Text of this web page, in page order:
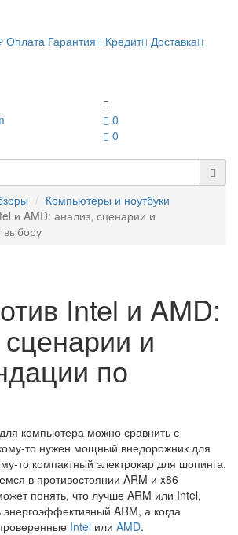
Оплата Гарантия Кредит Доставка
0
0
Компьютеры и ноутбуки
и AMD: анализ, сценарии и
выбору
Intel и AMD:
и
по
компьютера можно сравнить с
то нужен мощный внедорожник для
то компактный электрокар для шопинга.
в противостоянии ARM и x86-
понять, что лучше ARM или Intel,
энергоэффективный ARM, а когда
Intel или AMD.